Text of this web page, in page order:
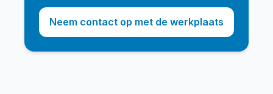
Neem contact op met de werkplaats